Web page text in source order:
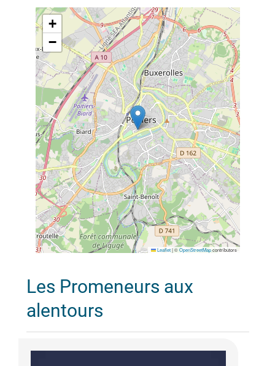
+
−
Leaflet |©OpenStreetMapcontributors
Les Promeneurs aux
alentours